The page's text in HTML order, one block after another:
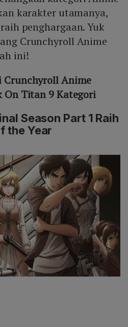
karakter utamanya,
penghargaan. Yuk
Crunchyroll Anime
ini!
Crunchyroll Anime
On Titan 9 Kategori
Season Part 1 Raih
the Year